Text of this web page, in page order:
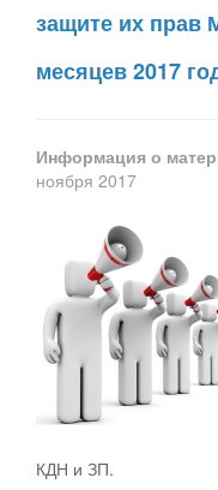
защите их прав
месяцев 2017
Информация о
ноября 2017
КДН и ЗП.